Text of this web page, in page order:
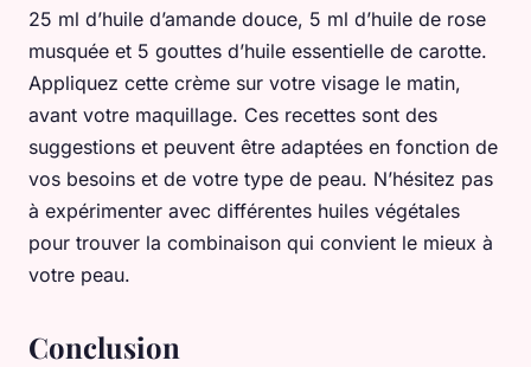
25 ml d’huile d’amande douce, 5 ml d’huile de rose
musquée et 5 gouttes d’huile essentielle de carotte.
Appliquez cette crème sur votre visage le matin,
avant votre maquillage. Ces recettes sont des
suggestions et peuvent être adaptées en fonction de
vos besoins et de votre type de peau. N’hésitez pas
à expérimenter avec différentes huiles végétales
pour trouver la combinaison qui convient le mieux à
votre peau.
Conclusion